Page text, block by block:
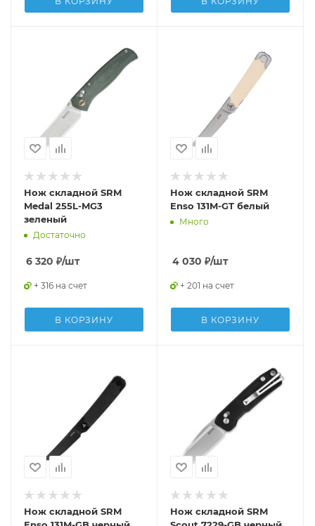
Нож складной SRM
Medal 255L-MG3
зеленый
Достаточно
6 320 ₽/шт
+ 316 на счет
В КОРЗИНУ
Нож складной SRM
Enso 131M-GT белый
Много
4 030 ₽/шт
+ 201 на счет
В КОРЗИНУ
Нож складной SRM
Нож складной SRM